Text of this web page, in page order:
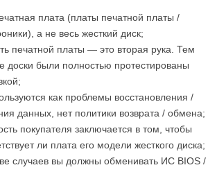
плата (платы печатной платы /
а не весь жесткий диск;
печатной платы — это вторая рука. Тем
доски были полностью протестированы
как проблемы восстановления /
данных, нет политики возврата / обмена;
покупателя заключается в том, чтобы
ли плата его модели жесткого диска;
случаев вы должны обменивать ИС BIOS /